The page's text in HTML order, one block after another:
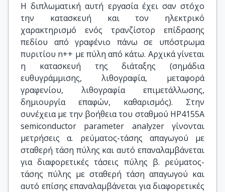
Η διπλωματική αυτή εργασία έχει σαν στόχο
την κατασκευή και τον ηλεκτρικό
χαρακτηρισμό ενός τρανζίστορ επίδρασης
πεδίου από γραφένιο πάνω σε υπόστρωμα
πυριτίου n++ με πύλη από κάτω. Αρχικά γίνεται
η κατασκευή της διάταξης (σημάδια
ευθυγράμμισης, λιθογραφία, μεταφορά
γραφενίου, λιθογραφία επιμετάλλωσης,
δημιουργία επαφών, καθαρισμός). Στην
συνέχεια με την βοήθεια του σταθμού HP4155A
semiconductor parameter analyzer γίνονται
μετρήσεις α. ρεύματος-τάσης απαγωγού με
σταθερή τάση πύλης και αυτό επαναλαμβάνεται
για διαφορετικές τάσεις πύλης β. ρεύματος-
τάσης πύλης με σταθερή τάση απαγωγού και
αυτό επίσης επαναλαμβάνεται για διαφορετικές